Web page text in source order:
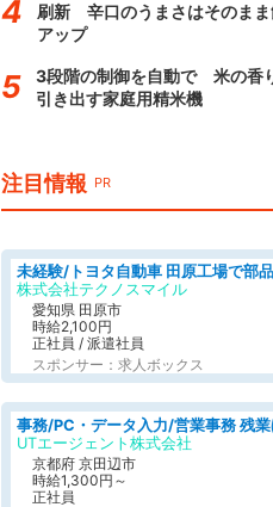
刷新 辛口のうまさはそのまま
アップ
3段階の制御を自動で 米の香
引き出す家庭用精米機
注目情報 PR
株式会社テクノスマイル
愛知県 田原市
時給2,100円
正社員 / 派遣社員
スポンサー：求人ボックス
UTエージェント株式会社
京都府 京田辺市
時給1,300円～
正社員